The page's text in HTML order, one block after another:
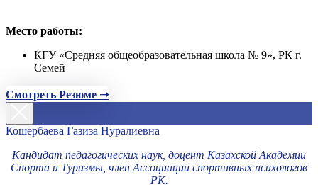
Место работы:
КГУ «Средняя общеобразовательная школа № 9», РК г.
Семей
Смотреть Резюме ➝
Кошербаева Газиза Нуралиевна
Кандидат педагогических наук, доцент Казахской Академии
Спорта и Туризмы, член Ассоциации спортивных психологов
РК.